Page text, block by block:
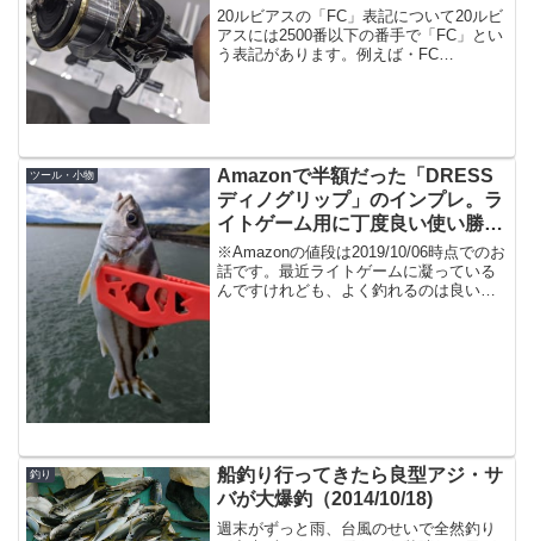
20ルビアスの「FC」表記について20ルビ
アスには2500番以下の番手で「FC」とい
う表記があります。例えば・FC
ツール・小物
Amazonで半額だった「DRESS
ディノグリップ」のインプレ。ラ
イトゲーム用に丁度良い使い勝手
です。
※Amazonの値段は2019/10/06時点でのお
話です。最近ライトゲームに凝っている
んですけれども、よく釣れるのは良いの
釣り
船釣り行ってきたら良型アジ・サ
バが大爆釣（2014/10/18)
週末がずっと雨、台風のせいで全然釣り